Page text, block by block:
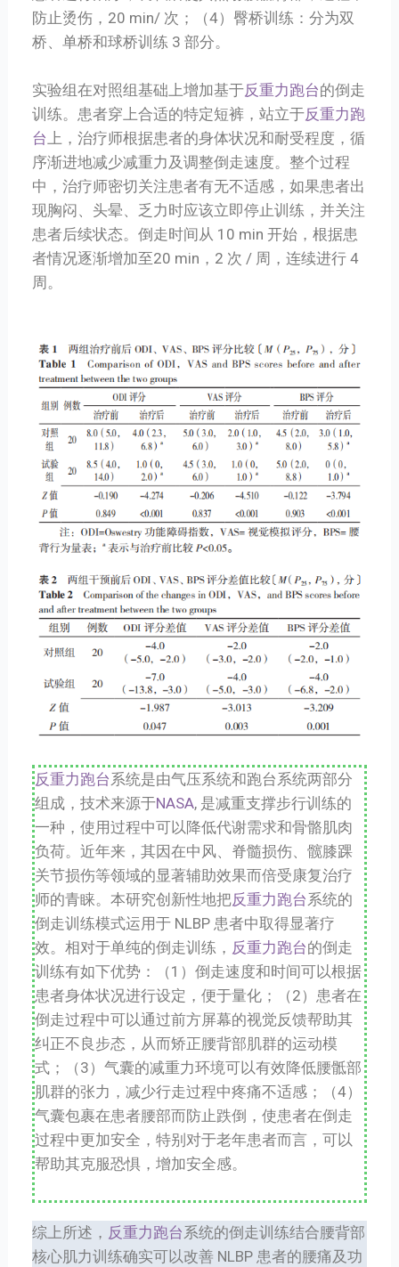
防止烫伤，20 min/ 次；（4）臀桥训练：分为双
桥、单桥和球桥训练 3 部分。
实验组在对照组基础上增加基于反重力跑台的倒走
训练。患者穿上合适的特定短裤，站立于反重力跑
台上，治疗师根据患者的身体状况和耐受程度，循
序渐进地减少减重力及调整倒走速度。整个过程
中，治疗师密切关注患者有无不适感，如果患者出
现胸闷、头晕、乏力时应该立即停止训练，并关注
患者后续状态。倒走时间从 10 min 开始，根据患
者情况逐渐增加至20 min，2 次 / 周，连续进行 4
周。
反重力跑台系统是由气压系统和跑台系统两部分
组成，技术来源于NASA, 是减重支撑步行训练的
一种，使用过程中可以降低代谢需求和骨骼肌肉
负荷。近年来，其因在中风、脊髓损伤、髋膝踝
关节损伤等领域的显著辅助效果而倍受康复治疗
师的青睐。本研究创新性地把反重力跑台系统的
倒走训练模式运用于 NLBP 患者中取得显著疗
效。相对于单纯的倒走训练， 反重力跑台的倒走
训练有如下优势：（1）倒走速度和时间可以根据
患者身体状况进行设定，便于量化；（2）患者在
倒走过程中可以通过前方屏幕的视觉反馈帮助其
纠正不良步态，从而矫正腰背部肌群的运动模
式；（3）气囊的减重力环境可以有效降低腰骶部
肌群的张力，减少行走过程中疼痛不适感；（4）
气囊包裹在患者腰部而防止跌倒，使患者在倒走
过程中更加安全，特别对于老年患者而言，可以
帮助其克服恐惧，增加安全感。
综上所述， 反重力跑台系统的倒走训练结合腰背部
核心肌力训练确实可以改善 NLBP 患者的腰痛及功